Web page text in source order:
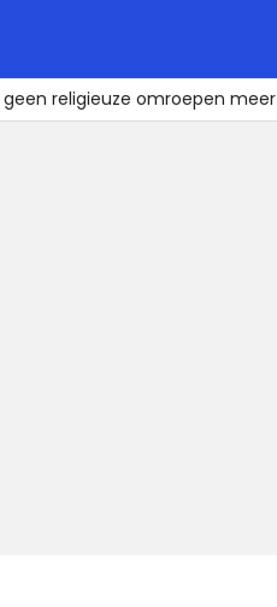
geen religieuze omroepen meer